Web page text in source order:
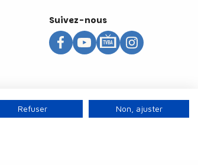
Suivez-nous
Refuser Non, ajuster